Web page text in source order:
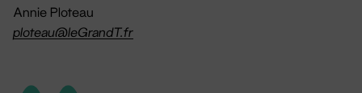
Annie Ploteau
ploteau@leGrandT.fr